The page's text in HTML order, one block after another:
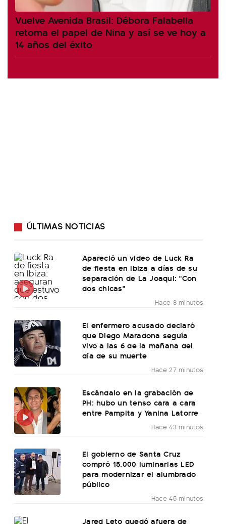
Vuelve Avenida Brasil: Débora Falabella
retoma el papel de Nina y así se ve hoy a
14 años del éxito
ÚLTIMAS NOTICIAS
Apareció un video de Luck Ra
de fiesta en Ibiza a días de su
separación de La Joaqui: "Con
dos chicas"
Hace 8 minutos
El enfermero acusado declaró
que Diego Maradona seguía
vivo a las 6 de la mañana del
día de su muerte
Hace 27 minutos
Escándalo en la grabación de
PH: hubo un tenso cara a cara
entre Pampita y Yanina Latorre
Hace 43 minutos
El gobierno de Santa Cruz
compró 15.000 luminarias LED
para modernizar el alumbrado
público
Hace 45 minutos
Jared Leto quedó afuera de